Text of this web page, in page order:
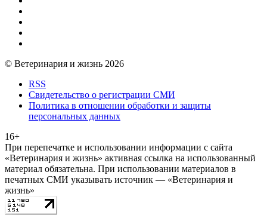
© Ветеринария и жизнь 2026
RSS
Свидетельство о регистрации СМИ
Политика в отношении обработки и защиты
персональных данных
16+
При перепечатке и использовании информации с сайта
«Ветеринария и жизнь» активная ссылка на использованный
материал обязательна. При использовании материалов в
печатных СМИ указывать источник — «Ветеринария и
жизнь»